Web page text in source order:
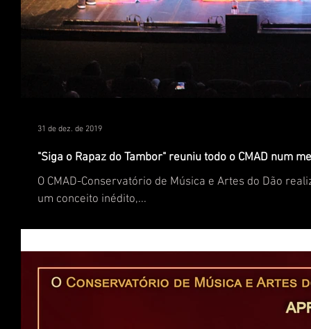
"Siga o Rapaz do Tambor" reuniu todo o CMAD num
O CMAD-Conservatório de Música e Artes do Dão
um conceito inédito,...
31 de dez. de 2019